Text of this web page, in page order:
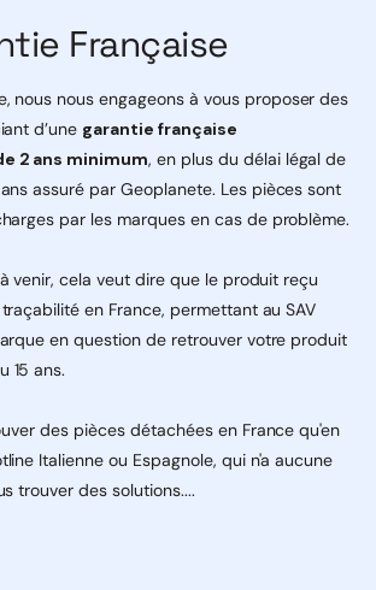
Française
nous nous engageons à vous proposer des
d’une garantie française
2 ans minimum, en plus du délai légal de
assuré par Geoplanete. Les pièces sont
par les marques en cas de problème.
venir, cela veut dire que le produit reçu
en France, permettant au SAV
en question de retrouver votre produit
15 ans.
des pièces détachées en France qu'en
Italienne ou Espagnole, qui n'a aucune
trouver des solutions....